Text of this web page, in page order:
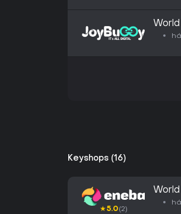
Keyshops (16)
★5.0(2)